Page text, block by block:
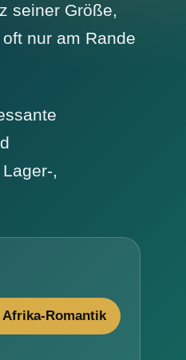
seiner Größe,
nur am Rande
,
Afrika-Romantik